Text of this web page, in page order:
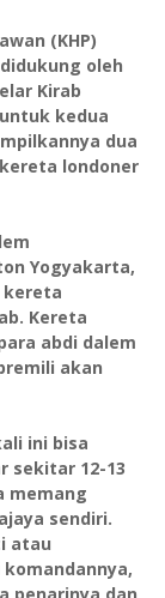
(KHP)
oleh
Kirab
kedua
dua
londoner
Yogyakarta,
kereta
Kereta
abdi dalem
akan
ini bisa
sekitar 12-13
memang
sendiri.
atau
penarinya dan